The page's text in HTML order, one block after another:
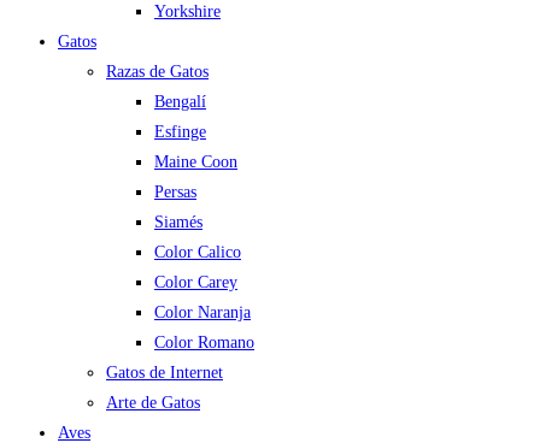
Yorkshire
Gatos
Razas de Gatos
Bengalí
Esfinge
Maine Coon
Persas
Siamés
Color Calico
Color Carey
Color Naranja
Color Romano
Gatos de Internet
Arte de Gatos
Aves